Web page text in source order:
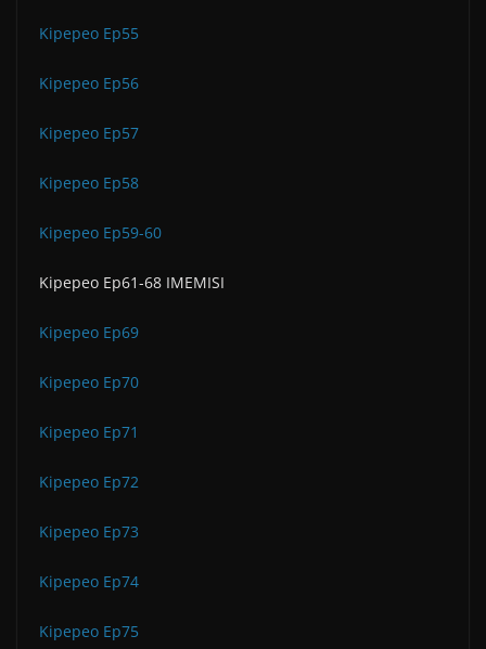
Kipepeo Ep55
Kipepeo Ep56
Kipepeo Ep57
Kipepeo Ep58
Kipepeo Ep59-60
Kipepeo Ep61-68 IMEMISI
Kipepeo Ep69
Kipepeo Ep70
Kipepeo Ep71
Kipepeo Ep72
Kipepeo Ep73
Kipepeo Ep74
Kipepeo Ep75